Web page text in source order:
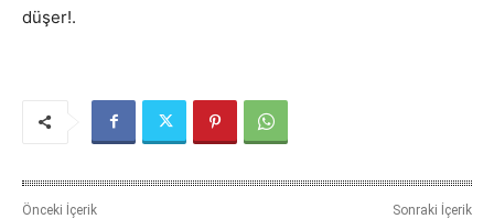
düşer!.
Önceki İçerik
Sonraki İçerik